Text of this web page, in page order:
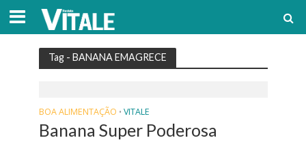
Tag - BANANA EMAGRECE
BOA ALIMENTAÇÃO • VITALE
Banana Super Poderosa